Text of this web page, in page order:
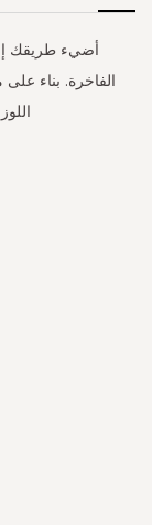
أضيء طريقك
الفاخرة. بناء على